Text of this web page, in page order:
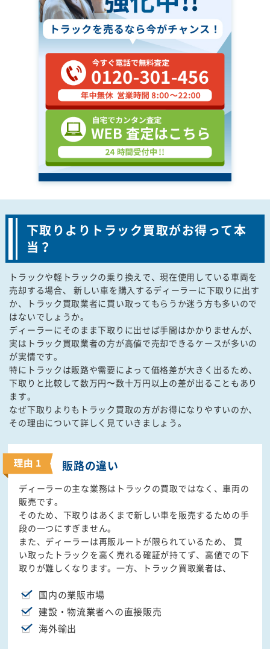
下取りよりトラック買取がお得って本
当？
トラックや軽トラックの乗り換えで、現在使用している車両を
売却する場合、 新しい車を購入するディーラーに下取りに出す
か、トラック買取業者に買い取ってもらうか迷う方も多いので
はないでしょうか。
ディーラーにそのまま下取りに出せば手間はかかりませんが、
実はトラック買取業者の方が高値で売却できるケースが多いの
が実情です。
特にトラックは販路や需要によって価格差が大きく出るため、
下取りと比較して数万円〜数十万円以上の差が出ることもあり
ます。
なぜ下取りよりもトラック買取の方がお得になりやすいのか、
その理由について詳しく見ていきましょう。
販路の違い
ディーラーの主な業務はトラックの買取ではなく、車両の
販売です。
そのため、下取りはあくまで新しい車を販売するための手
段の一つにすぎません。
また、ディーラーは再販ルートが限られているため、 買
い取ったトラックを高く売れる確証が持てず、高値での下
取りが難しくなります。一方、トラック買取業者は、
国内の業販市場
建設・物流業者への直接販売
海外輸出